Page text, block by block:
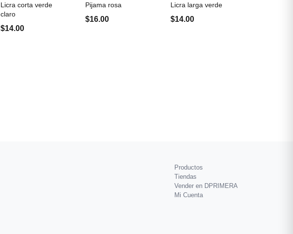
Licra corta verde
claro
$14.00
Pijama rosa
$16.00
Licra larga verde
$14.00
Productos
Tiendas
Vender en DPRIMERA
Mi Cuenta